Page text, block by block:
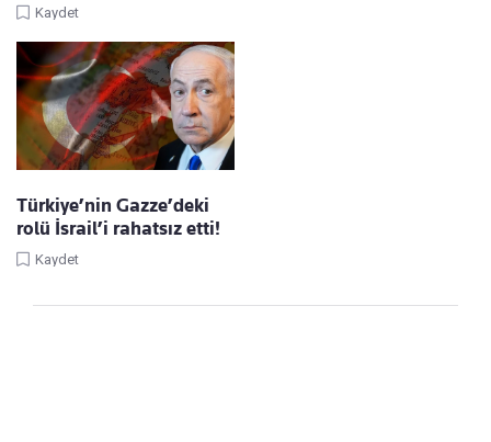
Kaydet
Türkiye’nin Gazze’deki
rolü İsrail’i rahatsız etti!
Kaydet